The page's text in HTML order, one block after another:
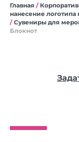
Главная /
нанесение логотипа
/ Сувениры для
Блокнот